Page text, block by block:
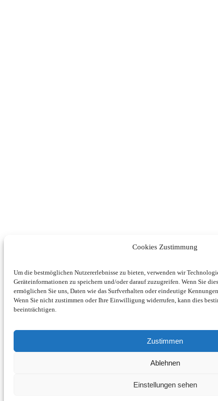
Cookies Zustimmung
Um die bestmöglichen Nutzererlebnisse zu bieten, verwenden wir
Geräteinformationen zu speichern und/oder darauf zuzugreifen. Wenn Sie
ermöglichen Sie uns, Daten wie das Surfverhalten oder eindeutige
Wenn Sie nicht zustimmen oder Ihre Einwilligung widerrufen, kann dies
beeinträchtigen.
Zustimmen
Ablehnen
Einstellungen sehen